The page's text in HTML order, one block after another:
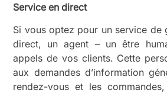
Service en direct
Si vous optez pour un service de
direct, un agent – un être
appels de vos clients. Cette
aux demandes d’information
rendez-vous et les